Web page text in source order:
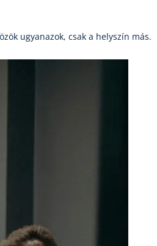
ugyanazok, csak a helyszín más.